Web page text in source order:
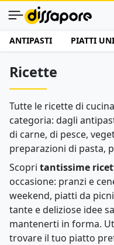
ANTIPASTI PIATTI
Ricette
Tutte le ricette di
categoria: dagli
di carne, di pesce,
preparazioni di pasta,
Scopri tantissime
occasione: pranzi e
weekend, piatti da
tante e deliziose idee
mantenerti in forma.
trovare il tuo piatto